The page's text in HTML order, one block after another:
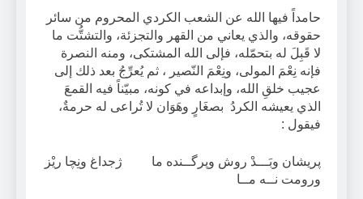
حامداً فيها الله عن الشعب الكردي المحروم من سائر
حقوقه، والذي يعاني من القهر والتجزئة، والتشتُّت ما
لا قَبِلَ له بتحمّله، فإلى الله المشتكى، ومنه النصرة
فإنه نِعْمَ المولى، ونِعْمَ النّصير ، ثم يُعرِّجُ بعد ذلك إلى
عجيب خلقِ الله، وإبداعه في كونه، مبيّناً فيه القمعَ
الذي يعيشه الكردُ بصغَارٍ وهَوَان لا تُراعى له حرمةٌ،
فيقول :
پريشان وبَـــدْ روش وپرگــنده ما ژجداغ ونِچا ريْز
ورومت نــه مــا